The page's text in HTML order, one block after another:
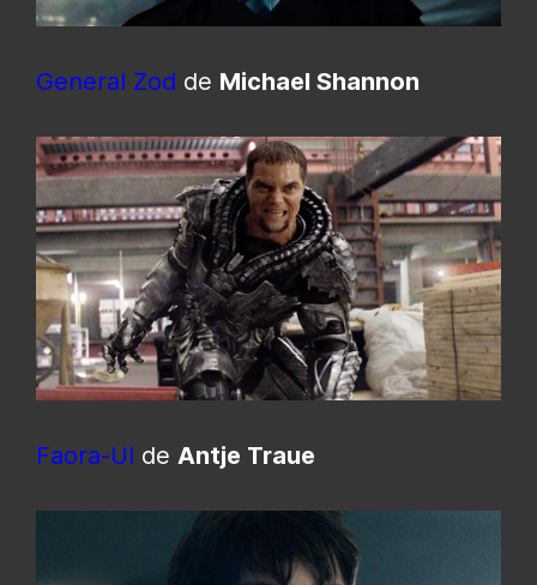
General Zod de Michael Shannon
Faora-Ul de Antje Traue